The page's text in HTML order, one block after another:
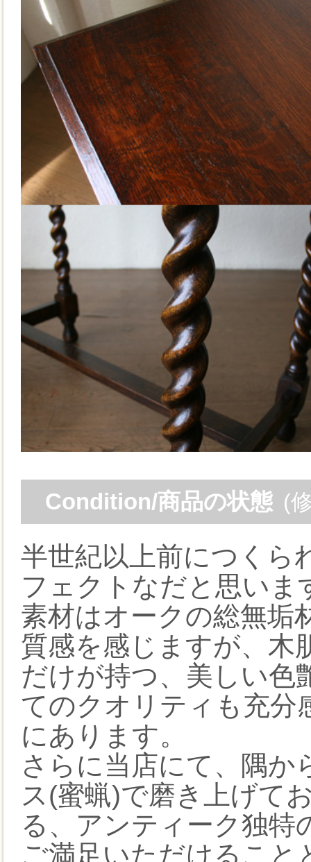
Condition/商品の状態 (
半世紀以上前につくら
フェクトなだと思いま
素材はオークの総無垢
質感を感じますが、木
だけが持つ、美しい色
てのクオリティも充分
にあります。
さらに当店にて、隅か
ス(蜜蝋)で磨き上げて
る、アンティーク独特
ご満足いただけること